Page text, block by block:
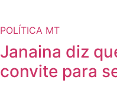
POLÍTICA MT
Janaina diz
convite para